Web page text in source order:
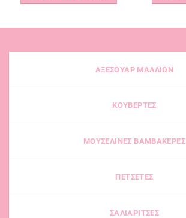
ΑΞΕΣΟΥΑΡ ΜΑΛΛΙΩΝ
ΚΟΥΒΕΡΤΕΣ
ΜΟΥΣΕΛΙΝΕΣ ΒΑΜΒΑΚΕΡΕΣ
ΠΕΤΣΕΤΕΣ
ΣΑΛΙΑΡΙΤΣΕΣ